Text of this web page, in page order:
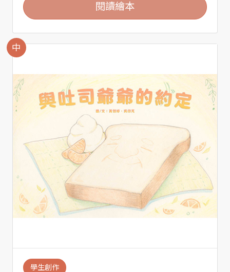
閱讀繪本
中
學生創作